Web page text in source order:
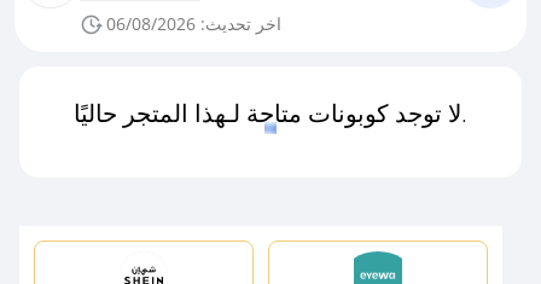
اخر تحديث: 06/08/2026
لا توجد كوبونات متاحة لـهذا المتجر حاليًا.